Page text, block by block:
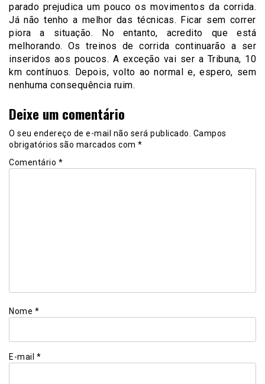
parado prejudica um pouco os movimentos da corrida.
Já não tenho a melhor das técnicas. Ficar sem correr
piora a situação. No entanto, acredito que está
melhorando. Os treinos de corrida continuarão a ser
inseridos aos poucos. A exceção vai ser a Tribuna, 10
km contínuos. Depois, volto ao normal e, espero, sem
nenhuma consequência ruim.
Deixe um comentário
O seu endereço de e-mail não será publicado. Campos
obrigatórios são marcados com *
Comentário *
Nome *
E-mail *